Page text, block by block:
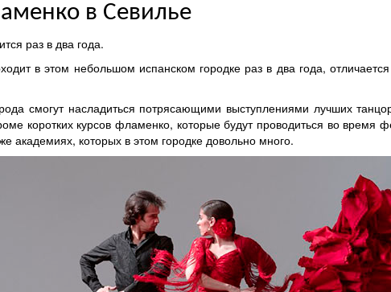
в Севилье
раз в два года.
в этом небольшом испанском городке раз в два года,
смогут насладиться потрясающими выступлениями лучших
коротких курсов фламенко, которые будут проводиться во время
академиях, которых в этом городке довольно много.